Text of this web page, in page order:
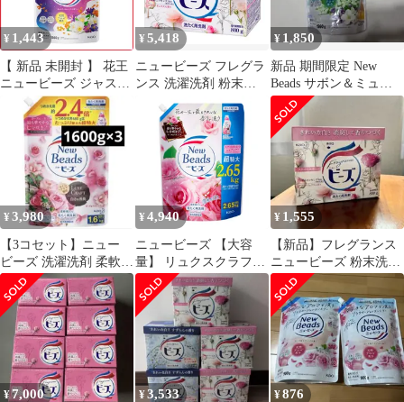
¥ 1,443
【 新品 未開封 】 花王
ニュービーズ ジャスミ
ン＆ムスクの香り つめ
かえ用1560g ニュービ
ーズ 未使用 送料無料
¥ 5,418
ニュービーズ フレグラ
ンス 洗濯洗剤 粉末
¥ 1,850
新品 期間限定 New
Beads サボン＆ミュー
ゲの香り 超特大 1560g
¥ 3,980
【3コセット】ニュー
ビーズ 洗濯洗剤 柔軟剤
入り洗剤 1600g×3 大容
量
¥ 4,940
ニュービーズ 【大容
量】 リュクスクラフト
消臭&白さ 七分咲きロ
ーズの香り配合 柔軟剤
入り ローズ&マグノリ
アの香り 詰替え用
2,650g
¥ 1,555
【新品】フレグランス
ニュービーズ 粉末洗剤
800g
¥7,000 ¥3,533 ¥876